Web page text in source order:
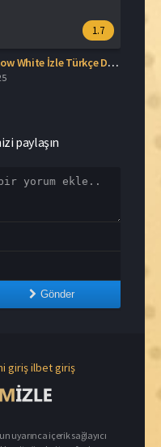
1.7
Snow White İzle Türkçe Dublaj
paylaşın
Gönder
girişilbet giriş
uyarınca içerik sağlayıcı